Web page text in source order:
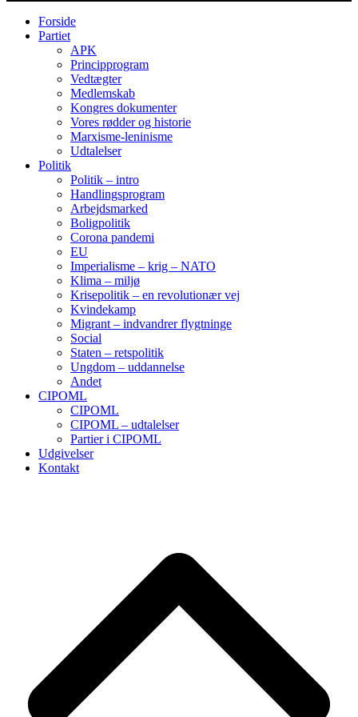
Forside
Partiet
APK
Principprogram
Vedtægter
Medlemskab
Kongres dokumenter
Vores rødder og historie
Marxisme-leninisme
Udtalelser
Politik
Politik – intro
Handlingsprogram
Arbejdsmarked
Boligpolitik
Corona pandemi
EU
Imperialisme – krig – NATO
Klima – miljø
Krisepolitik – en revolutionær vej
Kvindekamp
Migrant – indvandrer flygtninge
Social
Staten – retspolitik
Ungdom – uddannelse
Andet
CIPOML
CIPOML
CIPOML – udtalelser
Partier i CIPOML
Udgivelser
Kontakt